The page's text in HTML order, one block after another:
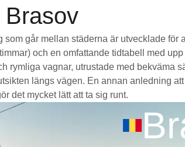
går mellan städerna är utvecklade för
och en omfattande tidtabell med
rymliga vagnar, utrustade med bekväma
längs vägen. En annan anledning
det mycket lätt att ta sig runt.